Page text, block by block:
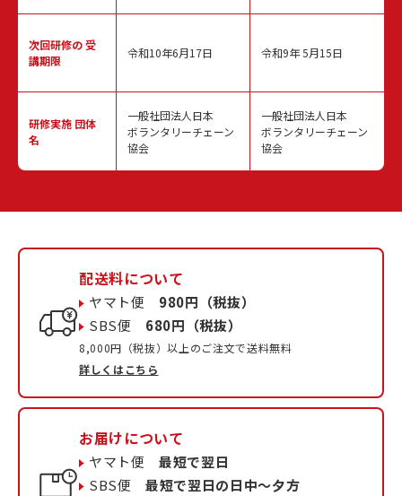
次回研修の受
講期限
研修実施 団体
名
令和10年6月17日
一般社団法人日本
ボランタリーチェーン
協会
令和9年 5月15日
一般社団法人日本
ボランタリーチェーン
協会
配送料について
ヤマト便 980円（税抜）
SBS便 680円（税抜）
8,000円（税抜）以上のご注文で送料無料
詳しくはこちら
お届けについて
ヤマト便最短で翌日
SBS便最短で翌日の日中〜夕方